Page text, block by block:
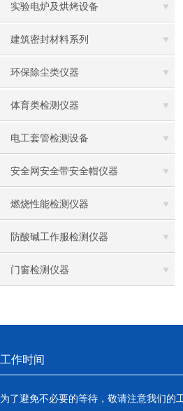
实验电炉及烘烤设备
建筑密封材料系列
环保除尘类仪器
体育类检测仪器
电工套管检测设备
安全网安全带安全帽仪器
燃烧性能检测仪器
防酸碱工作服检测仪器
门窗检测仪器
工作时间
为了避免不必要的等待，敬请注意我们的